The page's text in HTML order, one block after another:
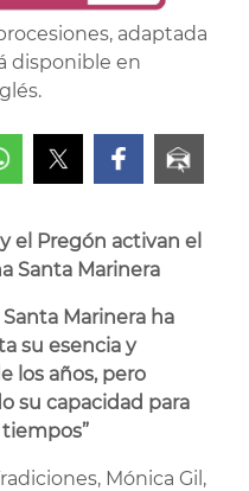
adaptada
disponible en
el Pregón activan el
Santa Marinera
Santa Marinera ha
su esencia y
los años, pero
su capacidad para
Mónica Gil,